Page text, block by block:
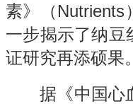
素》（Nutrients
一步揭示了纳豆
证研究再添硕果。
据《中国心血